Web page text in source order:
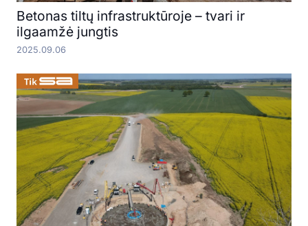
Betonas tiltų infrastruktūroje – tvari ir
ilgaamžė jungtis
2025.09.06